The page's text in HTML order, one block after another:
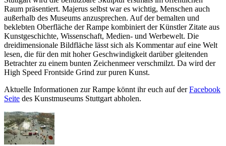
Raum präsentiert. Majerus selbst war es wichtig, Menschen auch
außerhalb des Museums anzusprechen. Auf der bemalten und
beklebten Oberfläche der Rampe kombiniert der Künstler Zitate aus
Kunstgeschichte, Wissenschaft, Medien- und Werbewelt. Die
dreidimensionale Bildfläche lässt sich als Kommentar auf eine Welt
lesen, die für den mit hoher Geschwindigkeit darüber gleitenden
Betrachter zu einem bunten Zeichenmeer verschmilzt. Da wird der
High Speed Frontside Grind zur puren Kunst.
Aktuelle Informationen zur Rampe könnt ihr euch auf derFacebook
Seite des Kunstmuseums Stuttgart abholen.